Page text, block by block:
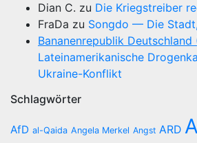
Dian C. zu Die Kriegstreiber
FraDa zu Songdo — Die
Bananenrepublik Deutschland
Lateinamerikanische
Ukraine-Konflikt
Schlagwörter
AfD al-Qaida Angela Merkel Angst ARD